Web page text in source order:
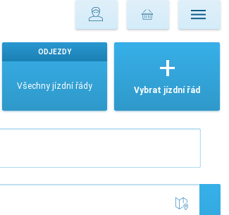
ODJEZDY
Všechny jízdní řády Vybrat jízdní řád